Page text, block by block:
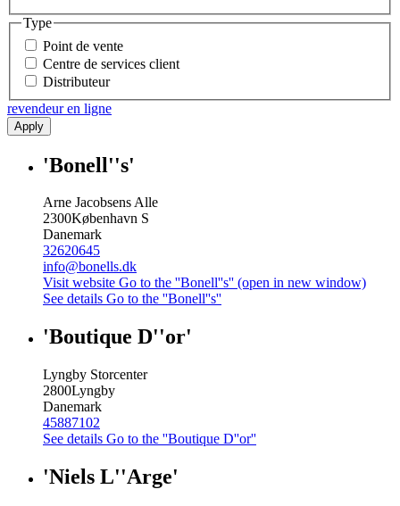
Type
Point de vente
Centre de services client
Distributeur
revendeur en ligne
Apply
'Bonell''s'
Arne Jacobsens Alle
2300København S
Danemark
32620645
info@bonells.dk
Visit website Go to the ''Bonell''s'' (open in new window)
See details Go to the ''Bonell''s''
'Boutique D''or'
Lyngby Storcenter
2800Lyngby
Danemark
45887102
See details Go to the ''Boutique D''or''
'Niels L''Arge'